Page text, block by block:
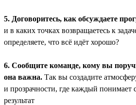
5. Договоритесь, как обсуждаете
и в каких точках возвращаетесь к
определяете, что всё идёт хорошо?
6. Сообщите команде, кому вы
она важна. Так вы создадите
и прозрачности, где каждый понимает
результат